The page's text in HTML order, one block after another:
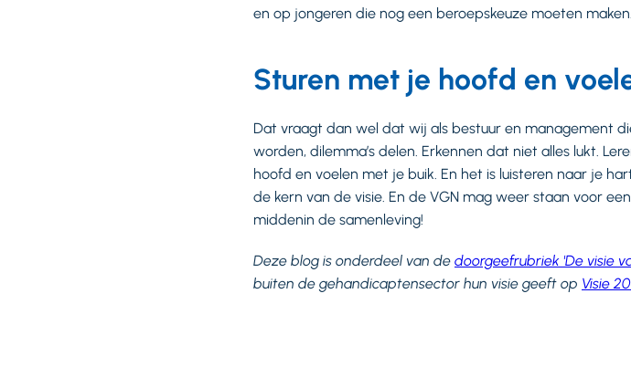
en op jongeren die nog een beroepskeuze moeten maken.
Sturen met je hoofd en
Dat vraagt dan wel dat wij als bestuur en management
worden, dilemma’s delen. Erkennen dat niet alles lukt.
hoofd en voelen met je buik. En het is luisteren naar je
de kern van de visie. En de VGN mag weer staan voor
middenin de samenleving!
Deze blog is onderdeel van de doorgeefrubriek 'De visie
buiten de gehandicaptensector hun visie geeft op Visie